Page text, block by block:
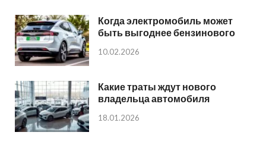
Когда электромобиль может
быть выгоднее бензинового
10.02.2026
Какие траты ждут нового
владельца автомобиля
18.01.2026